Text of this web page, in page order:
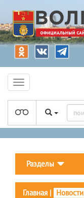
Разделы
Главная | Новости